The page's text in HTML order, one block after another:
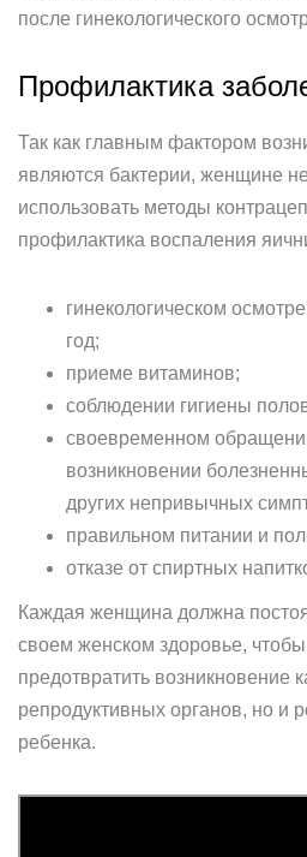
после гинекологического
Профилактика
Так как главным фактором
являются бактерии, женщине
использовать методы
профилактика воспаления
гинекологическом
год;
приеме витаминов;
соблюдении гигиены
своевременном
возникновении
других непривычных
правильном питании и
отказе от спиртных
Каждая женщина должна
своем женском здоровье, чтобы
предотвратить возникновение
репродуктивных органов, но и
ребенка.